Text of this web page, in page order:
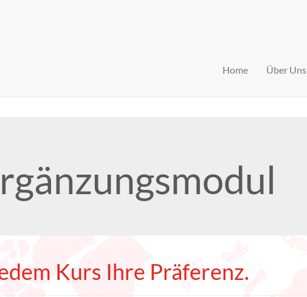
Home Über Uns
Kurs Ihre Präferenz.